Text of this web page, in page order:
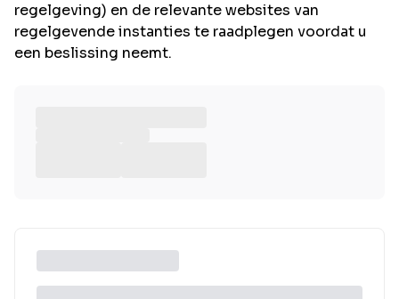
regelgeving) en de relevante websites van
regelgevende instanties te raadplegen voordat u
een beslissing neemt.